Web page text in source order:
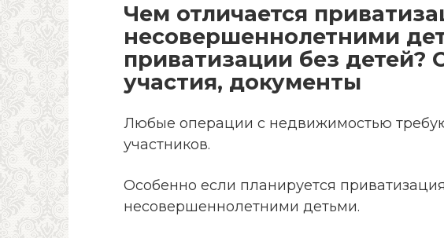
Чем отличается
несовершеннолетними
приватизации без детей?
участия, документы
Любые операции с недвижимостью
участников.
Особенно если планируется
несовершеннолетними детьми.